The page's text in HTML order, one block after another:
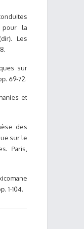
pour la
Les
sur
69-72.
et
des
sur le
Paris,
1-104.